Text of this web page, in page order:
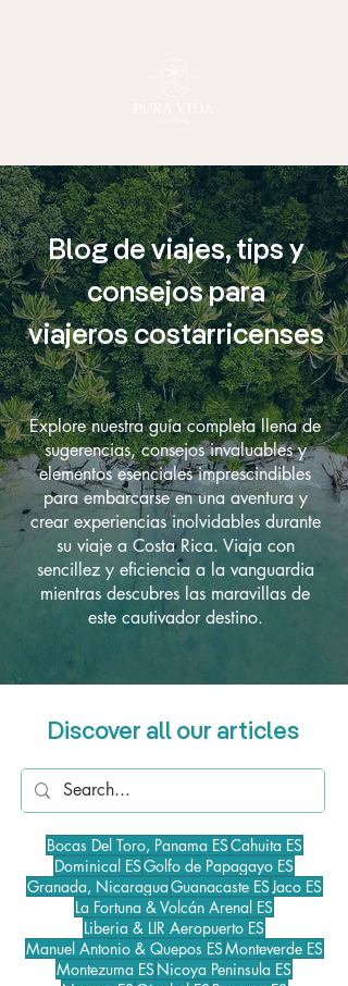
Blog de viajes, tips y
consejos para
viajeros costarricenses
Explore nuestra guía completa llena de
sugerencias, consejos invaluables y
elementos esenciales imprescindibles
para embarcarse en una aventura y
crear experiencias inolvidables durante
su viaje a Costa Rica. Viaja con
sencillez y eficiencia a la vanguardia
mientras descubres las maravillas de
este cautivador destino.
Discover all our articles
Bocas Del Toro, Panama ESCahuita ES
Dominical ESGolfo de Papagayo ES
Granada, NicaraguaGuanacaste ESJaco ES
La Fortuna & Volcán Arenal ES
Liberia & LIR Aeropuerto ES
Manuel Antonio & Quepos ESMonteverde ES
Montezuma ESNicoya Peninsula ES